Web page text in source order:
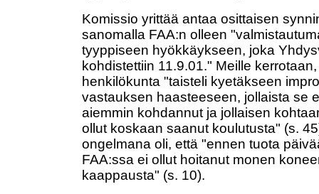
Komissio yrittää antaa osittaisen
sanomalla FAA:n olleen
tyyppiseen hyökkäykseen, joka
kohdistettiin 11.9.01." Meille
henkilökunta "taisteli kyetäkseen
vastauksen haasteeseen, jollaista se
aiemmin kohdannut ja jollaisen
ollut koskaan saanut koulutusta" (s.
ongelmana oli, että "ennen tuota
FAA:ssa ei ollut hoitanut monen
kaappausta" (s. 10).